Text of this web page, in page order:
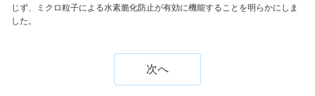
じず、ミクロ粒子による水素脆化防止が有効に機能することを明らかにしま
した。
次へ